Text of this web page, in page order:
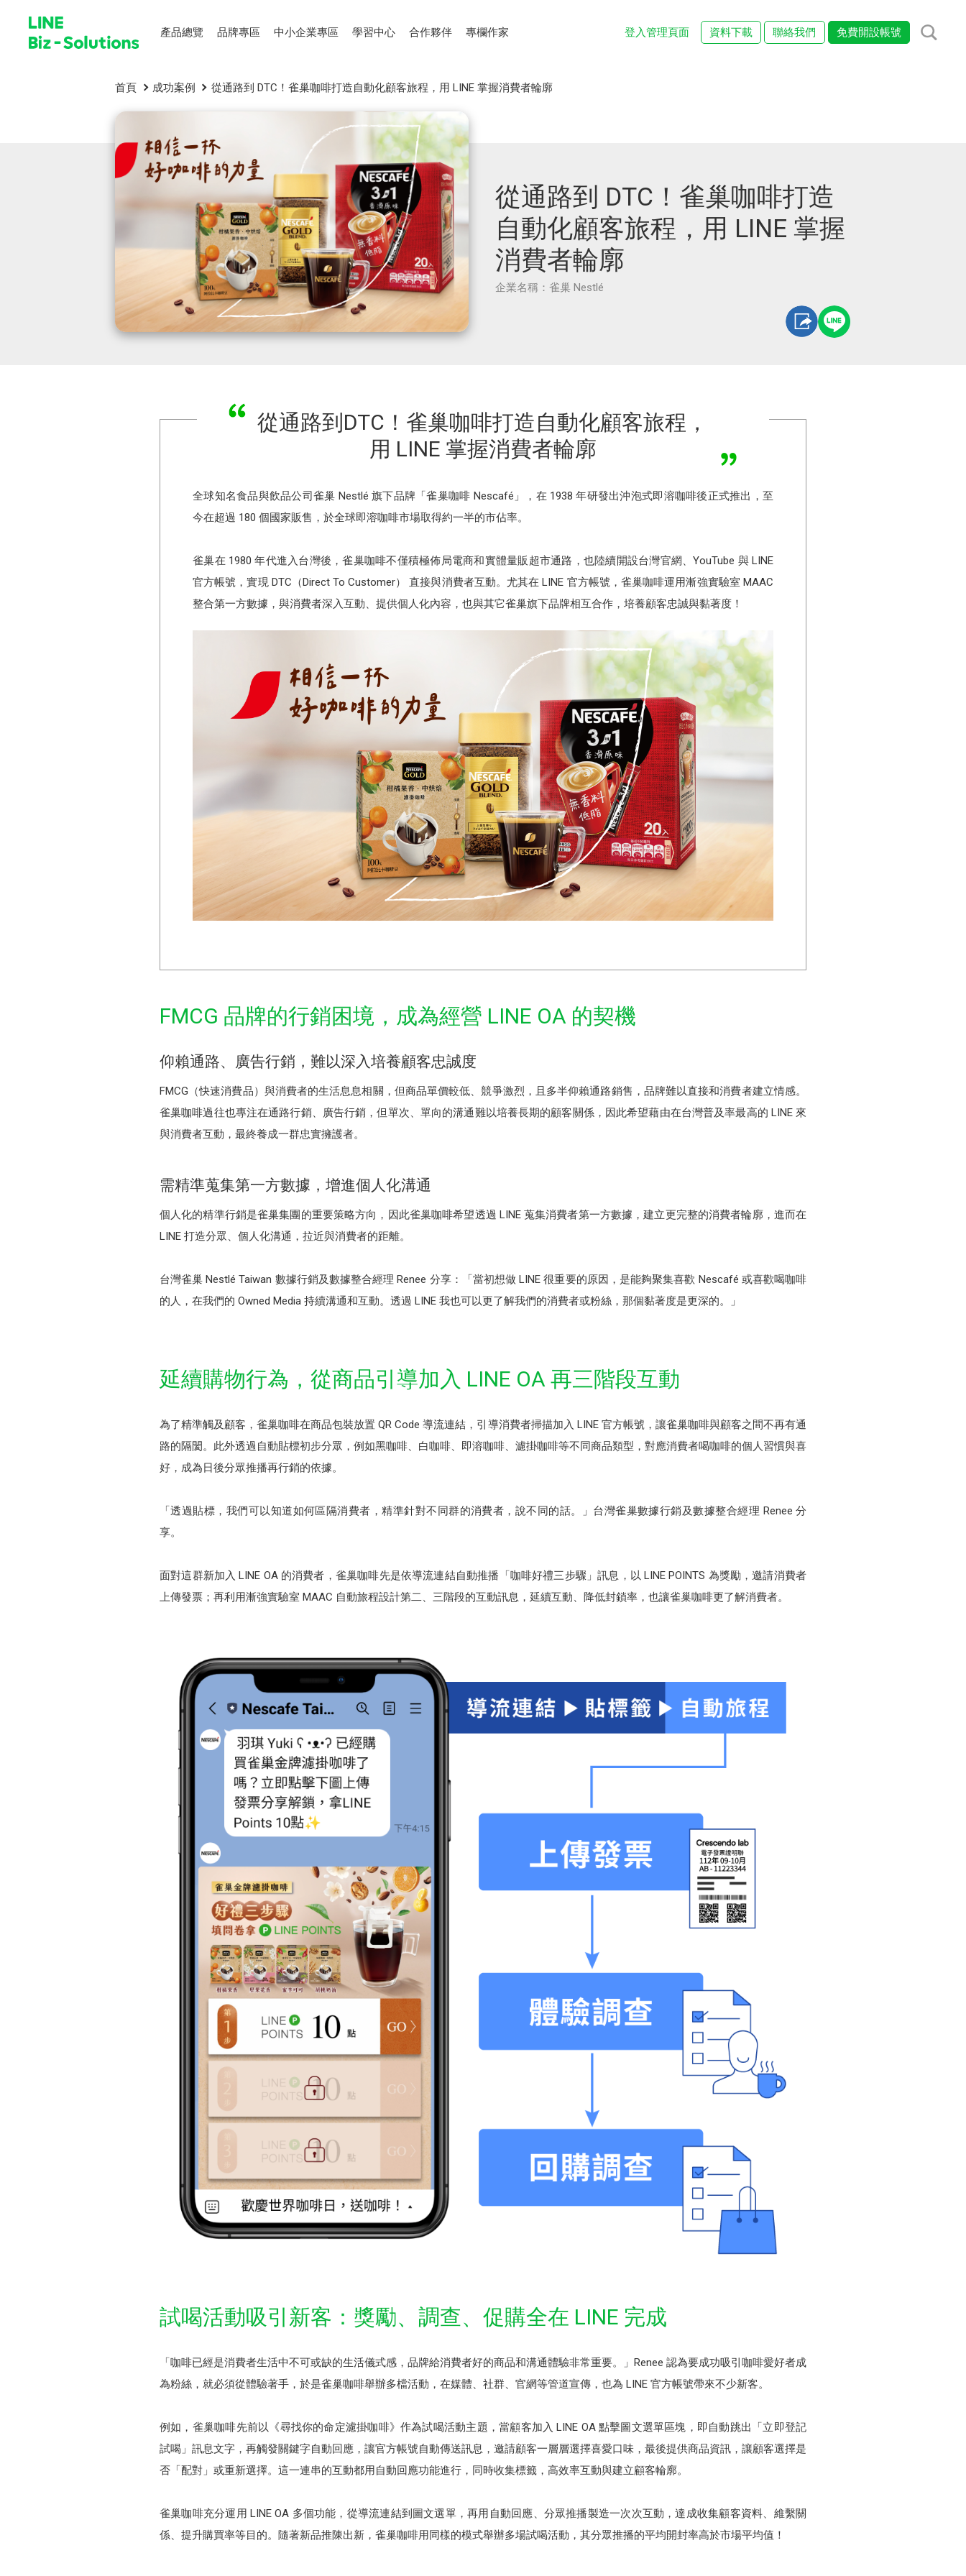
產品總覽 品牌專區 中小企業專區 學習中心 合作夥伴 專欄作家 登入管理頁面 資料下載 聯絡我們 免費開設帳號
首頁 成功案例 從通路到 DTC！雀巢咖啡打造自動化顧客旅程，用 LINE 掌握消費者輪廓
從通路到 DTC！雀巢咖啡打造
自動化顧客旅程，用 LINE 掌握
消費者輪廓
企業名稱：雀巢 Nestlé
從通路到DTC！雀巢咖啡打造自動化顧客旅程，
用 LINE 掌握消費者輪廓
全球知名食品與飲品公司雀巢 Nestlé 旗下品牌「雀巢咖啡 Nescafé」，在 1938 年研發出沖泡式即溶咖啡後正式推出，至
今在超過 180 個國家販售，於全球即溶咖啡市場取得約一半的市佔率。
雀巢在 1980 年代進入台灣後，雀巢咖啡不僅積極佈局電商和實體量販超市通路，也陸續開設台灣官網、YouTube 與 LINE
官方帳號，實現 DTC（Direct To Customer） 直接與消費者互動。尤其在 LINE 官方帳號，雀巢咖啡運用漸強實驗室 MAAC
整合第一方數據，與消費者深入互動、提供個人化內容，也與其它雀巢旗下品牌相互合作，培養顧客忠誠與黏著度！
FMCG 品牌的行銷困境，成為經營 LINE OA 的契機
仰賴通路、廣告行銷，難以深入培養顧客忠誠度
FMCG（快速消費品）與消費者的生活息息相關，但商品單價較低、競爭激烈，且多半仰賴通路銷售，品牌難以直接和消費者建立情感。
雀巢咖啡過往也專注在通路行銷、廣告行銷，但單次、單向的溝通難以培養長期的顧客關係，因此希望藉由在台灣普及率最高的 LINE 來
與消費者互動，最終養成一群忠實擁護者。
需精準蒐集第一方數據，增進個人化溝通
個人化的精準行銷是雀巢集團的重要策略方向，因此雀巢咖啡希望透過 LINE 蒐集消費者第一方數據，建立更完整的消費者輪廓，進而在
LINE 打造分眾、個人化溝通，拉近與消費者的距離。
台灣雀巢 Nestlé Taiwan 數據行銷及數據整合經理 Renee 分享：「當初想做 LINE 很重要的原因，是能夠聚集喜歡 Nescafé 或喜歡喝咖啡
的人，在我們的 Owned Media 持續溝通和互動。透過 LINE 我也可以更了解我們的消費者或粉絲，那個黏著度是更深的。」
延續購物行為，從商品引導加入 LINE OA 再三階段互動
為了精準觸及顧客，雀巢咖啡在商品包裝放置 QR Code 導流連結，引導消費者掃描加入 LINE 官方帳號，讓雀巢咖啡與顧客之間不再有通
路的隔閡。此外透過自動貼標初步分眾，例如黑咖啡、白咖啡、即溶咖啡、濾掛咖啡等不同商品類型，對應消費者喝咖啡的個人習慣與喜
好，成為日後分眾推播再行銷的依據。
「透過貼標，我們可以知道如何區隔消費者，精準針對不同群的消費者，說不同的話。」台灣雀巢數據行銷及數據整合經理 Renee 分
享。
面對這群新加入 LINE OA 的消費者，雀巢咖啡先是依導流連結自動推播「咖啡好禮三步驟」訊息，以 LINE POINTS 為獎勵，邀請消費者
上傳發票；再利用漸強實驗室 MAAC 自動旅程設計第二、三階段的互動訊息，延續互動、降低封鎖率，也讓雀巢咖啡更了解消費者。
試喝活動吸引新客：獎勵、調查、促購全在 LINE 完成
「咖啡已經是消費者生活中不可或缺的生活儀式感，品牌給消費者好的商品和溝通體驗非常重要。」Renee 認為要成功吸引咖啡愛好者成
為粉絲，就必須從體驗著手，於是雀巢咖啡舉辦多檔活動，在媒體、社群、官網等管道宣傳，也為 LINE 官方帳號帶來不少新客。
例如，雀巢咖啡先前以《尋找你的命定濾掛咖啡》作為試喝活動主題，當顧客加入 LINE OA 點擊圖文選單區塊，即自動跳出「立即登記
試喝」訊息文字，再觸發關鍵字自動回應，讓官方帳號自動傳送訊息，邀請顧客一層層選擇喜愛口味，最後提供商品資訊，讓顧客選擇是
否「配對」或重新選擇。這一連串的互動都用自動回應功能進行，同時收集標籤，高效率互動與建立顧客輪廓。
雀巢咖啡充分運用 LINE OA 多個功能，從導流連結到圖文選單，再用自動回應、分眾推播製造一次次互動，達成收集顧客資料、維繫關
係、提升購買率等目的。隨著新品推陳出新，雀巢咖啡用同樣的模式舉辦多場試喝活動，其分眾推播的平均開封率高於市場平均值！